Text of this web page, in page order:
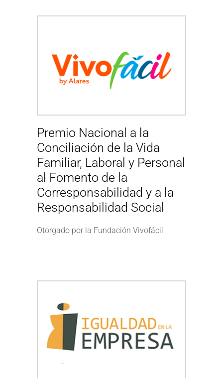
Premio Nacional a la
Conciliación de la Vida
Familiar, Laboral y Personal
al Fomento de la
Corresponsabilidad y a la
Responsabilidad Social
Otorgado por la Fundación Vivofácil